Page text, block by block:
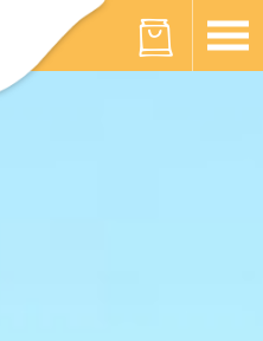
Votre panier est vide